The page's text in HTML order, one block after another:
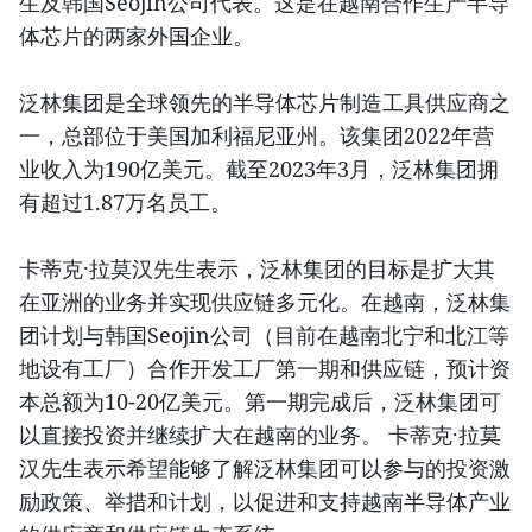
体芯片的两家外国企业。
泛林集团是全球领先的半导体芯片制造工具供应商之
一，总部位于美国加利福尼亚州。该集团2022年营
业收入为190亿美元。截至2023年3月，泛林集团拥
有超过1.87万名员工。
卡蒂克·拉莫汉先生表示，泛林集团的目标是扩大其
在亚洲的业务并实现供应链多元化。在越南，泛林集
团计划与韩国Seojin公司（目前在越南北宁和北江等
地设有工厂）合作开发工厂第一期和供应链，预计资
本总额为10-20亿美元。第一期完成后，泛林集团可
以直接投资并继续扩大在越南的业务。 卡蒂克·拉莫
汉先生表示希望能够了解泛林集团可以参与的投资激
励政策、举措和计划，以促进和支持越南半导体产业